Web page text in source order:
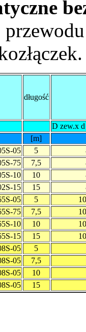
długość
D zew.x
[m]
05
5
75
7,5
10
10
15
15
05
5
75
7,5
10
10
15
15
05
5
05
7,5
05
10
05
15